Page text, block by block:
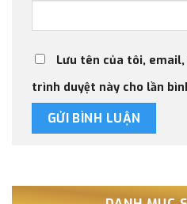
Lưu tên của tôi,
trình duyệt này cho lần